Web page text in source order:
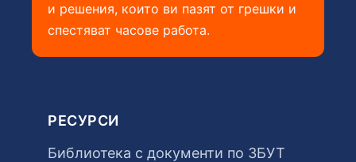
и решения, които ви пазят от грешки и
спестяват часове работа.
РЕСУРСИ
Библиотека с документи по ЗБУТ